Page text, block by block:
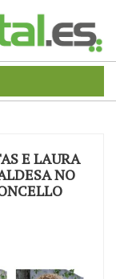
E LAURA
NO